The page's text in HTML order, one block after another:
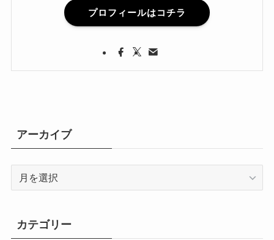
プロフィールはコチラ
アーカイブ
ブ
カテゴリー